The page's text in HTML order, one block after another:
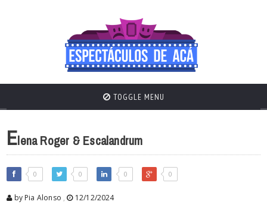
TOGGLE MENU
Elena Roger & Escalandrum
0 0 0 0
by Pia Alonso , 12/12/2024